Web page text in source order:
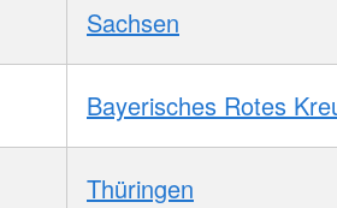
Sachsen
Bayerisches Rotes
Thüringen